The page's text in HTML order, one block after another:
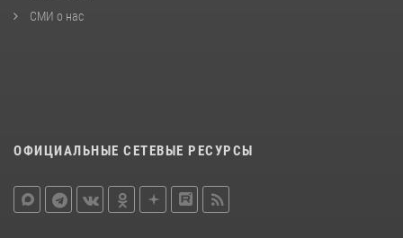
СМИ о нас
ОФИЦИАЛЬНЫЕ СЕТЕВЫЕ РЕСУРСЫ